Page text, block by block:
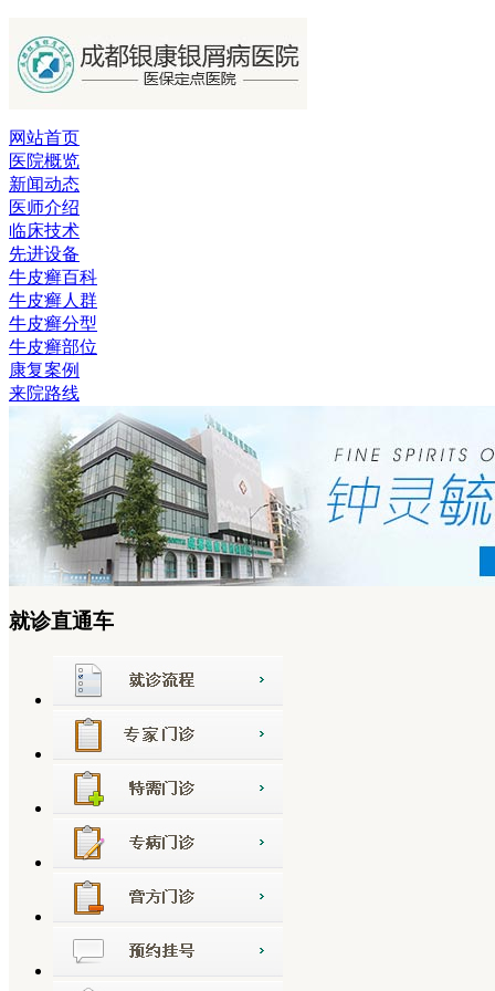
网站首页
医院概览
新闻动态
医师介绍
临床技术
先进设备
牛皮癣百科
牛皮癣人群
牛皮癣分型
牛皮癣部位
康复案例
来院路线
就诊直通车